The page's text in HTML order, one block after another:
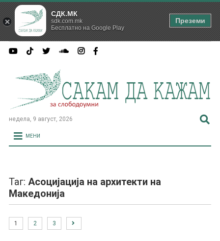
недела, 9 август, 2026
МЕНИ
Таг: Асоцијација на архитекти на
Македонија
1 2 3
СДК.МК
sdk.com.mk
Бесплатно на Google Play
Преземи